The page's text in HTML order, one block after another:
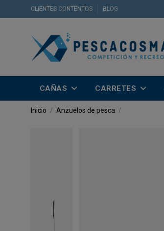
CLIENTES CONTENTOS BLOG
CAÑAS CARRETES
Inicio Anzuelos de pesca